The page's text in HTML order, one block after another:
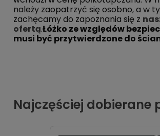
należy zaopatrzyć się osobno, a w
zachęcamy do zapoznania się z
ofertą.Łóżko ze względów
musi być przytwierdzone do
Najczęściej dobierane